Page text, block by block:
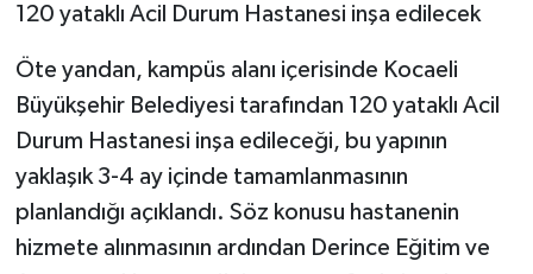
120 yataklı Acil Durum Hastanesi inşa edilecek
Öte yandan, kampüs alanı içerisinde Kocaeli
Büyükşehir Belediyesi tarafından 120 yataklı Acil
Durum Hastanesi inşa edileceği, bu yapının
yaklaşık 3-4 ay içinde tamamlanmasının
planlandığı açıklandı. Söz konusu hastanenin
hizmete alınmasının ardından Derince Eğitim ve